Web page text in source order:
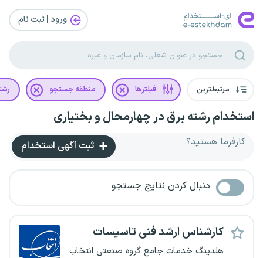
ورود | ثبت‌ نام
مرتبط‌ترین فیلترها منطقه جستجو
استخدام رشته برق در چهارمحال و بختیاری
کارفرما هستید؟ ثبت آگهی استخدام
دنبال کردن نتایج جستجو
کارشناس ارشد فنی تاسیسات
هلدینگ خدمات جامع گروه صنعتی انتخاب